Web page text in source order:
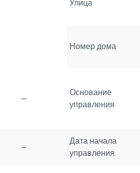
Улица
Номер дома
—
Основание
управления
—
Дата начала
управления